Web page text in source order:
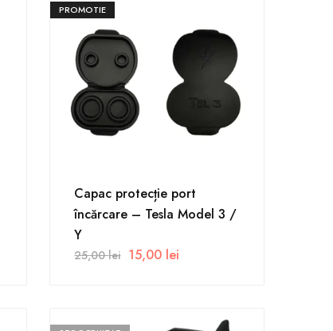
PROMOTIE
Capac protecție port
încărcare – Tesla Model 3 /
Y
25,00lei 15,00 lei